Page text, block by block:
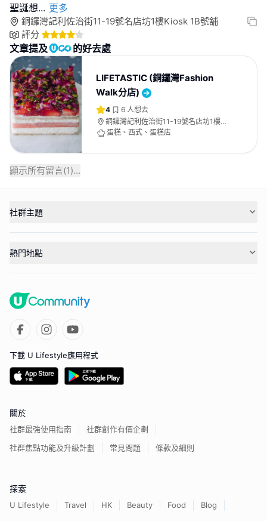
聖誕想... 更多
銅鑼灣記利佐治街11-19號名店坊1樓Kiosk 1B號舖
評分
文章提及 的好去處
LIFETASTIC (銅鑼灣Fashion
Walk分店)
4 6 人想去
銅鑼灣記利佐治街11-19號名店坊1樓
Kiosk 1B號舖
蛋糕、西式、蛋糕店
顯示所有留言(1)...
社群主題
熱門地點
下載 U Lifestyle應用程式
關於
社群最強使用指南
社群創作有價企劃
社群焦點功能及升級計劃
常見問題 條款及細則
探索
U Lifestyle Travel HK Beauty Food
Blog